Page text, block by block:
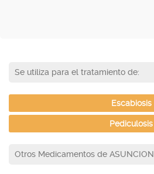
Se utiliza para el tratamiento de:
Escabiosis
Pediculosis
Otros Medicamentos de ASUNCION